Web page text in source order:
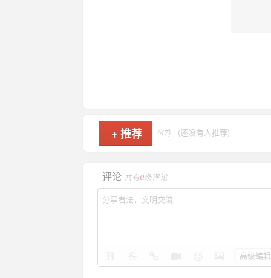
+ 推荐 (47) (还没有人推荐)
评论 共有0条评论
高级编辑